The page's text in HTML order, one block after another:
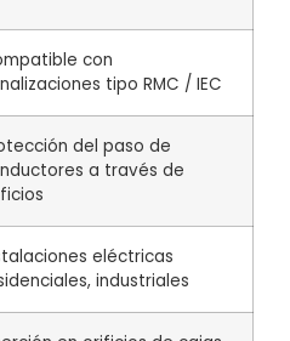
con
tipo RMC / IEC
del paso de
a través de
eléctricas
industriales